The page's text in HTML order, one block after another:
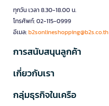
ทุกวัน เวลา 8.30-18.00 น.
โทรศัพท์: 02-115-0999
อีเมล:b2sonlineshopping@b2s.co.th
การสนับสนุนลูกค้า
เกี่ยวกับเรา
กลุ่มธุรกิจในเครือ